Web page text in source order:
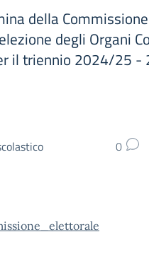
della Commissione
degli Organi
il triennio 2024/25
0